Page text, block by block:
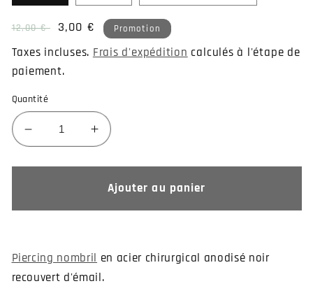
Prix
habituel
12,00 €
Prix
soldé
3,00 € Promotion
Taxes incluses. Frais d'expédition calculés à l'étape de
paiement.
Quantité
Réduire
la
quantité
Augmenter
la
quantité
deAjouter au panier
Piercing nombril en acier chirurgical anodisé noir
recouvert d'émail.